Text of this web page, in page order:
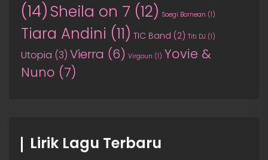
(14) Sheila on 7 (12) Soegi Bornean (1)
Tiara Andini (11) TIC Band (2) Titi DJ (1)
Utopia (3) Vierra (6) Virgoun (1) Yovie &
Nuno (7)
Lirik Lagu Terbaru